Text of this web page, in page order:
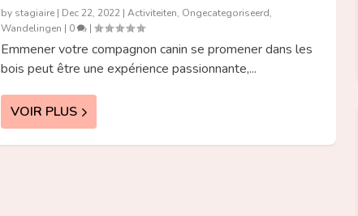
by stagiaire| Dec 22, 2022| Activiteiten, Ongecategoriseerd,
Wandelingen | 0 |
Emmener votre compagnon canin se promener dans les
bois peut être une expérience passionnante,...
VOIR PLUS